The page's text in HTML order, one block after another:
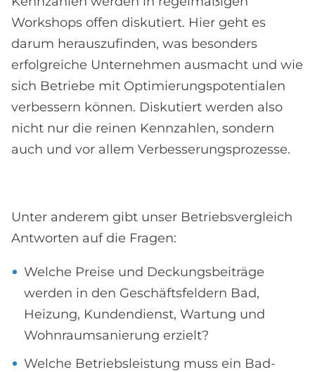
Workshops offen diskutiert. Hier geht es
darum herauszufinden, was besonders
erfolgreiche Unternehmen ausmacht und wie
sich Betriebe mit Optimierungspotentialen
verbessern können. Diskutiert werden also
nicht nur die reinen Kennzahlen, sondern
auch und vor allem Verbesserungsprozesse.
Unter anderem gibt unser Betriebsvergleich
Antworten auf die Fragen:
Welche Preise und Deckungsbeiträge
werden in den Geschäftsfeldern Bad,
Heizung, Kundendienst, Wartung und
Wohnraumsanierung erzielt?
Welche Betriebsleistung muss ein Bad-